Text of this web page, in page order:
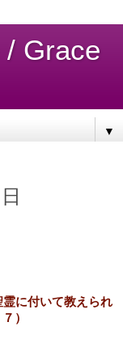
Grace
▼
に付いて教えられ
）